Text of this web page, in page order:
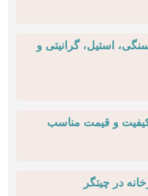
استیل، گرانیتی و
و قیمت مناسب
در چیتگر